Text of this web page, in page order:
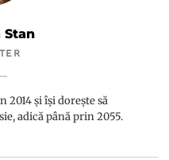
Stan
2014 și își dorește să
adică până prin 2055.